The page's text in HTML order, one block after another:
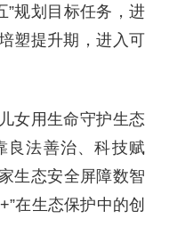
”规划目标任务，进
塑提升期，进入可
女用生命守护生态
良法善治、科技赋
生态安全屏障数智
在生态保护中的创